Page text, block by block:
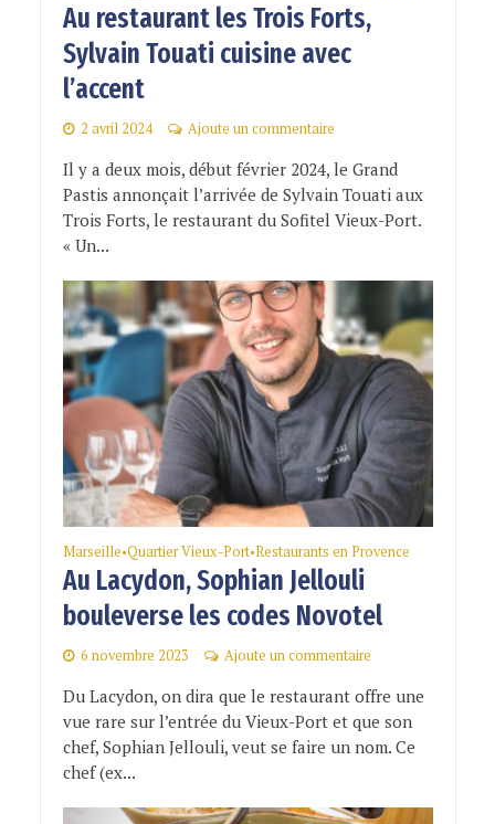
Au restaurant les Trois Forts,
Sylvain Touati cuisine avec
l’accent
2 avril 2024 Ajoute un commentaire
Il y a deux mois, début février 2024, le Grand
Pastis annonçait l’arrivée de Sylvain Touati aux
Trois Forts, le restaurant du Sofitel Vieux-Port.
« Un...
Marseille•Quartier Vieux-Port•Restaurants en Provence
Au Lacydon, Sophian Jellouli
bouleverse les codes Novotel
6 novembre 2023 Ajoute un commentaire
Du Lacydon, on dira que le restaurant offre une
vue rare sur l’entrée du Vieux-Port et que son
chef, Sophian Jellouli, veut se faire un nom. Ce
chef (ex...